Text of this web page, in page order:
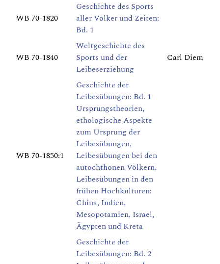
WB 70-1820
Geschichte des Sports
aller Völker und Zeiten:
Bd. 1
WB 70-1840
Weltgeschichte des
Sports und der
Leibeserziehung
Carl Diem
WB 70-1850:1
Geschichte der
Leibesübungen: Bd. 1
Ursprungstheorien,
ethologische Aspekte
zum Ursprung der
Leibesübungen,
Leibesübungen bei den
autochthonen Völkern,
Leibesübungen in den
frühen Hochkulturen:
China, Indien,
Mesopotamien, Israel,
Ägypten und Kreta
Geschichte der
Leibesübungen: Bd. 2